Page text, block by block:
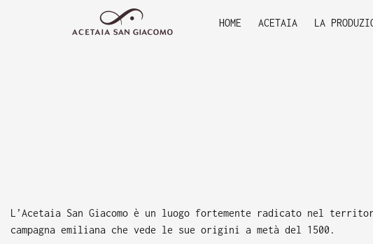
HOME ACETAIA LA
L’Acetaia San Giacomo è un luogo fortemente radicato nel
campagna emiliana che vede le sue origini a metà del 1500.